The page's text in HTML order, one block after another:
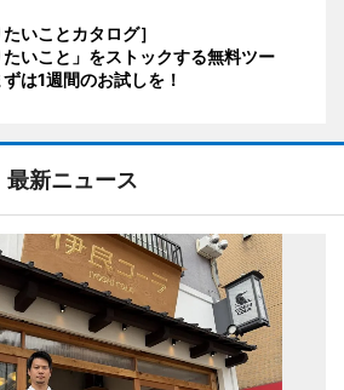
たいことカタログ］
たいこと」をストックする無料ツー
は1週間のお試しを！
最新ニュース